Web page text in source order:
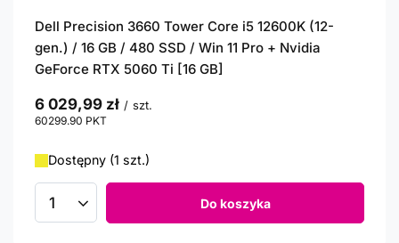
Dell Precision 3660 Tower Core i5 12600K (12-
gen.) / 16 GB / 480 SSD / Win 11 Pro + Nvidia
GeForce RTX 5060 Ti [16 GB]
6 029,99 zł / szt.
60299.90 PKT
Dostępny (1 szt.)
Ilość produktów Do koszyka